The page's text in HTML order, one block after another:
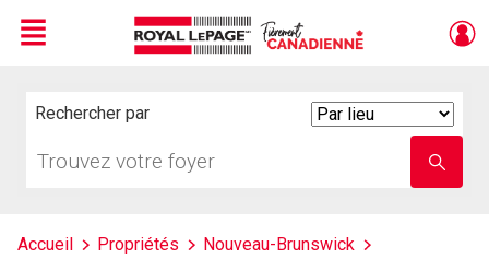
Menu
Rechercher par
votre
nom
Accueil Propriétés
Nouveau-Brunswick